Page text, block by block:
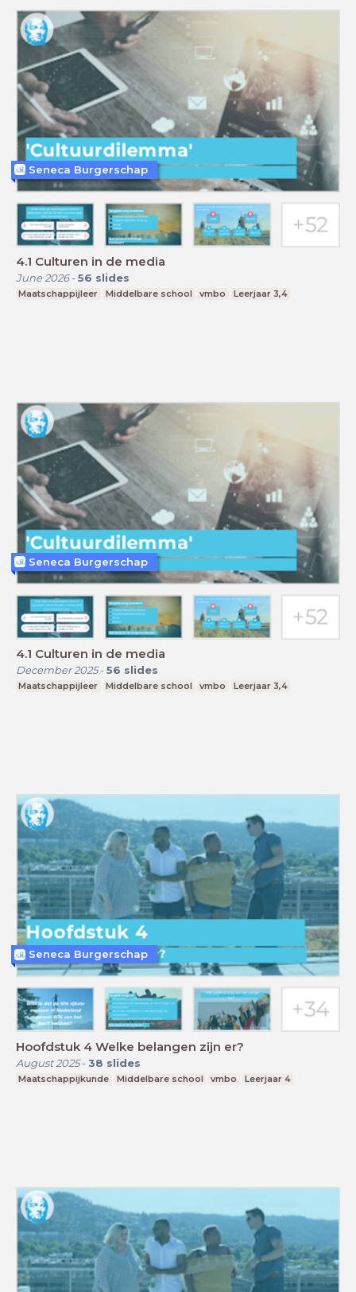
4.1 Culturen in de media
June 2026- 56 slides
Maatschappijleer Middelbare school vmbo Leerjaar 3,4
Seneca Burgerschap
4.1 Culturen in de media
December 2025- 56 slides
Maatschappijleer Middelbare school vmbo Leerjaar 3,4
Seneca Burgerschap
Hoofdstuk 4 Welke belangen zijn er?
August 2025- 38 slides
Maatschappijkunde Middelbare school vmbo Leerjaar 4
Seneca Burgerschap